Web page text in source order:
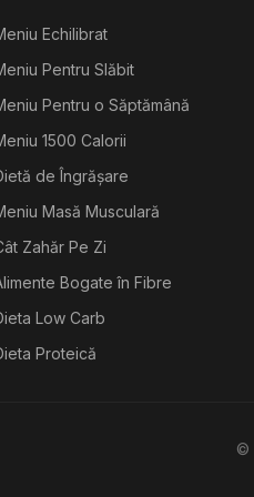
Echilibrat
Pentru Slăbit
Pentru o Săptămână
1500 Calorii
de Îngrășare
Masă Musculară
Zahăr Pe Zi
Bogate în Fibre
Low Carb
Proteică
©